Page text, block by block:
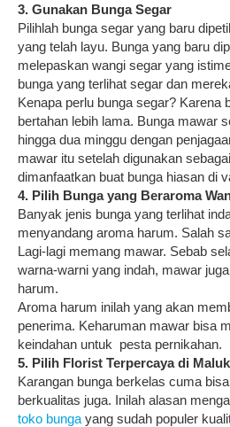
3. Gunakan Bunga Segar
Pilihlah bunga segar yang baru
yang telah layu. Bunga yang baru
melepaskan wangi segar yang
bunga yang terlihat segar dan
Kenapa perlu bunga segar? Karena
bertahan lebih lama. Bunga mawar
hingga dua minggu dengan
mawar itu setelah digunakan
dimanfaatkan buat bunga hiasan di
4. Pilih Bunga yang Beraroma
Banyak jenis bunga yang terlihat
menyandang aroma harum. Salah
Lagi-lagi memang mawar. Sebab
warna-warni yang indah, mawar
harum.
Aroma harum inilah yang akan
penerima. Keharuman mawar bisa
keindahan untuk pesta pernikahan.
5. Pilih Florist Terpercaya di
Karangan bunga berkelas cuma
berkualitas juga. Inilah alasan
toko bunga yang sudah populer